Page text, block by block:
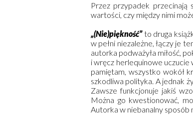
Przez przypadek przecinają
wartości, czy między nimi
„(Nie)piękność”to druga
w pełni niezależne, łączy je
autorka podważyła miłość,
i wręcz herlequinowe uczucie
pamiętam, wszystko wokół
szkodliwa polityka. A jednak
Zawsze funkcjonuje jakiś
Można go kwestionować,
Autorka w niebanalny sposób